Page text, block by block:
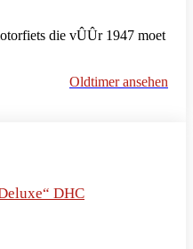
die vÛÛr 1947 moet
Oldtimer ansehen
DHC